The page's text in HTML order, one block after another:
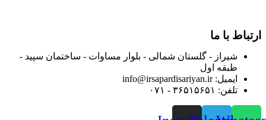
ارتباط با ما
شیراز - گلستان شمالی - بلوار مساوات - ساختمان سپید -
طبقه اول
ایمیل: info@irsapardisariyan.ir
تلفن: ۳۶۵۱۵۶۵۱ - ۰۷۱